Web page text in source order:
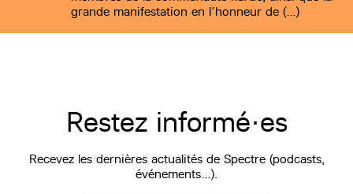
grande manifestation en l’honneur de (…)
Restez informé·es
Recevez les dernières actualités de Spectre (podcasts,
événements…).